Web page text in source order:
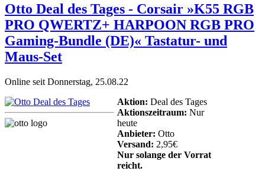
Otto Deal des Tages - Corsair »K55 RGB
PRO QWERTZ+ HARPOON RGB PRO
Gaming-Bundle (DE)« Tastatur- und
Maus-Set
Online seit Donnerstag, 25.08.22
Aktion: Deal des Tages
Aktionszeitraum: Nur
heute
Anbieter: Otto
Versand: 2,95€
Nur solange der Vorrat
reicht.